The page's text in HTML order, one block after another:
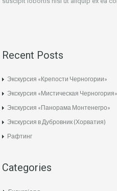
Recent Posts
Экскурсия «Крепости Черногории»
Экскурсия «Мистическая Черногория»
Экскурсия «Панорама Монтенегро»
Экскурсия в Дубровник (Хорватия)
Рафтинг
Categories